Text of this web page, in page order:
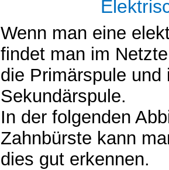
Wenn man eine
findet man im
die Primärspule
Sekundärspule.
In der folgenden
Zahnbürste kann
dies gut erkennen.